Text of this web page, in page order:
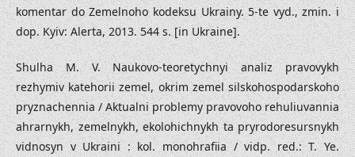
komentar do Zemelnoho kodeksu Ukrainy. 5-te vyd., zmin. i
dop. Kyiv: Alerta, 2013. 544 s. [in Ukraine].
Shulha M. V. Naukovo-teoretychnyi analiz pravovykh
rezhymiv katehorii zemel, okrim zemel silskohospodarskoho
pryznachennia / Aktualni problemy pravovoho rehuliuvannia
ahrarnykh, zemelnykh, ekolohichnykh ta pryrodoresursnykh
vidnosyn v Ukraini : kol. monohrafiia / vidp. red.: T. Ye.